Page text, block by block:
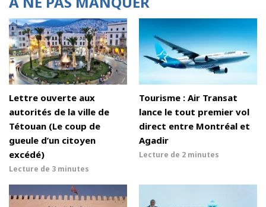
Lettre ouverte aux
autorités de la ville de
Tétouan (Le coup de
gueule d’un citoyen
excédé)
Lecture de 3 minutes
Tourisme : Air Transat
lance le tout premier vol
direct entre Montréal et
Agadir
Lecture de 2 minutes